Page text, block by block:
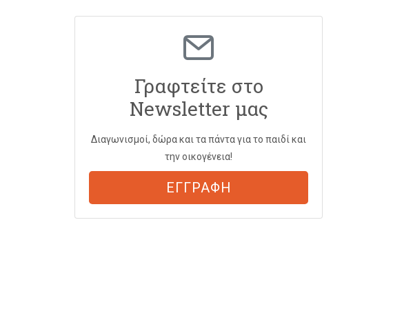
Γραφτείτε στο
Newsletter μας
Διαγωνισμοί, δώρα και τα πάντα για το παιδί και
την οικογένεια!
ΕΓΓΡΑΦΗ